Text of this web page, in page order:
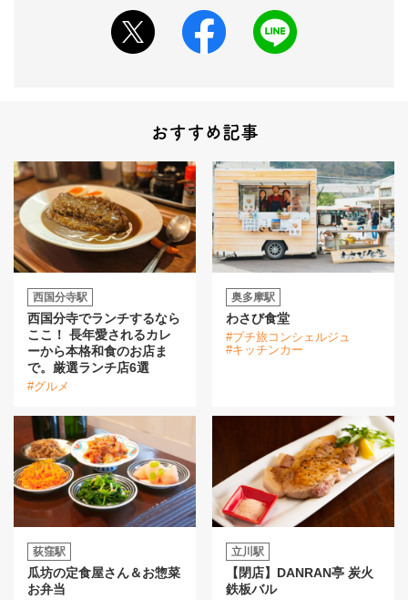
おすすめ記事
西国分寺駅
西国分寺でランチするなら
ここ！ 長年愛されるカレ
ーから本格和食のお店ま
で。厳選ランチ店6選
#グルメ
奥多摩駅
わさび食堂
#プチ旅コンシェルジュ
#キッチンカー
荻窪駅
瓜坊の定食屋さん＆お惣菜
お弁当
立川駅
【閉店】DANRAN亭 炭火
鉄板バル